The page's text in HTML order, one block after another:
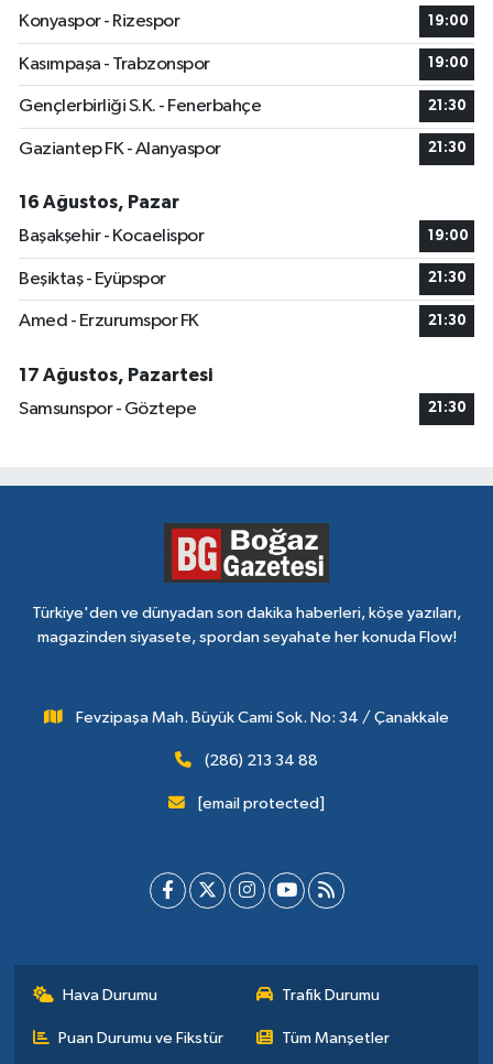
Konyaspor - Rizespor
19:00
Kasımpaşa - Trabzonspor 19:00
Gençlerbirliği S.K. - Fenerbahçe 21:30
Gaziantep FK - Alanyaspor 21:30
16 Ağustos, Pazar
Başakşehir - Kocaelispor
19:00
Beşiktaş - Eyüpspor 21:30
Amed - Erzurumspor FK 21:30
17 Ağustos, Pazartesi
Samsunspor - Göztepe
21:30
Türkiye'den ve dünyadan son dakika haberleri, köşe yazıları,
magazinden siyasete, spordan seyahate her konuda Flow!
Fevzipaşa Mah. Büyük Cami Sok. No: 34 / Çanakkale
(286) 213 34 88
[email protected]
Hava Durumu Trafik Durumu
Puan Durumu ve Fikstür Tüm Manşetler